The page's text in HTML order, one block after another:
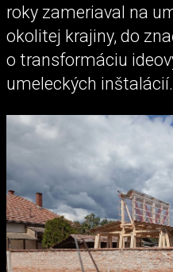
roky zameriaval na
okolitej krajiny, do
o transformáciu
umeleckých inštalácií.